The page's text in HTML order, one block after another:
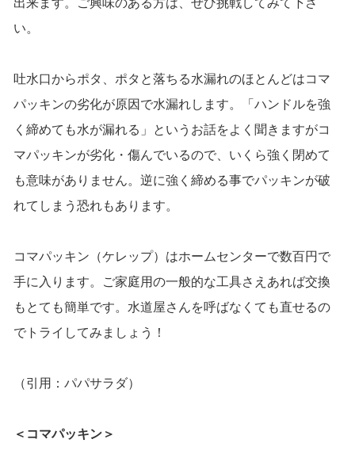
出来ます。ご興味のある方は、ぜひ挑戦してみて下さ
い。
吐水口からポタ、ポタと落ちる水漏れのほとんどはコマ
パッキンの劣化が原因で水漏れします。「ハンドルを強
く締めても水が漏れる」というお話をよく聞きますがコ
マパッキンが劣化・傷んでいるので、いくら強く閉めて
も意味がありません。逆に強く締める事でパッキンが破
れてしまう恐れもあります。
コマパッキン（ケレップ）はホームセンターで数百円で
手に入ります。ご家庭用の一般的な工具さえあれば交換
もとても簡単です。水道屋さんを呼ばなくても直せるの
でトライしてみましょう！
（引用： パパサラダ）
＜コマパッキン＞